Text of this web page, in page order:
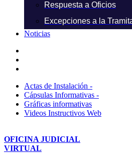
Respuesta a Oficios
Excepciones a la
Noticias
Actas de Instalación -
Cápsulas Informativas -
Gráficas informativas
Videos Instructivos Web
OFICINA JUDICIAL
VIRTUAL